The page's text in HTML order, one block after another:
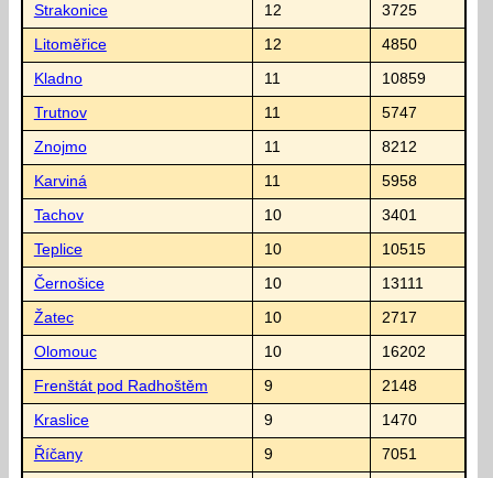
Strakonice 12 3725
Litoměřice 12 4850
Kladno 11 10859
Trutnov 11 5747
Znojmo 11 8212
Karviná 11 5958
Tachov 10 3401
Teplice 10 10515
Černošice 10 13111
Žatec 10 2717
Olomouc 10 16202
Frenštát pod Radhoštěm 9 2148
Kraslice 9 1470
Říčany 9 7051